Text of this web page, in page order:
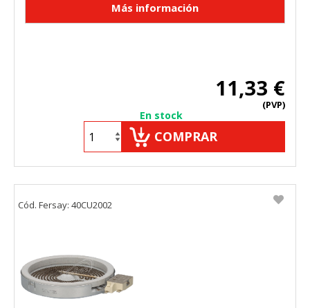
11,33 €
(PVP)
En stock
COMPRAR
Cód. Fersay: 40CU2002